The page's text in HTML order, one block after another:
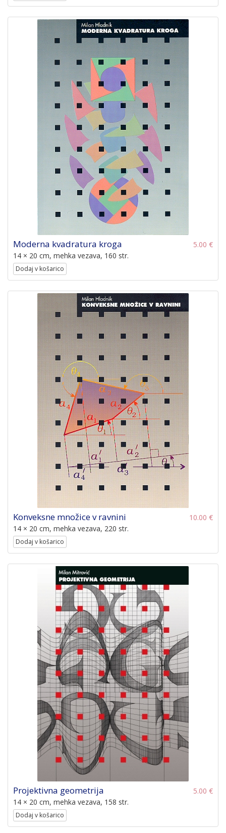
Moderna kvadratura kroga
5.00 €
14 × 20 cm, mehka vezava, 160 str.
Dodaj v košarico
Konveksne množice v ravnini
10.00 €
14 × 20 cm, mehka vezava, 220 str.
Dodaj v košarico
Projektivna geometrija
5.00 €
14 × 20 cm, mehka vezava, 158 str.
Dodaj v košarico